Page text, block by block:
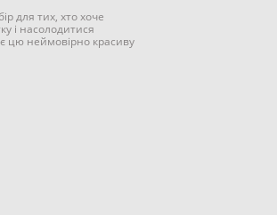
для тих, хто хоче
і насолодитися
цю неймовірно красиву